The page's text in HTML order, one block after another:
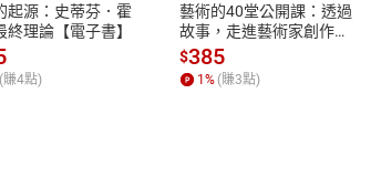
起源：史蒂芬．霍
終理論【電子書】
(賺4點)
藝術的40堂公開課：透過
故事，走進藝術家創作現
場，看藝術如何誕生、如
何形塑人類生活【電子
書】
$385
1 % (賺3點)